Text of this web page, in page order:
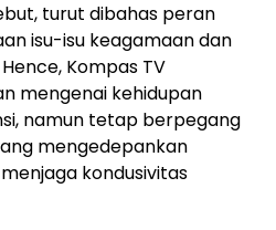
turut dibahas peran
isu-isu keagamaan dan
Kompas TV
mengenai kehidupan
namun tetap berpegang
mengedepankan
kondusivitas